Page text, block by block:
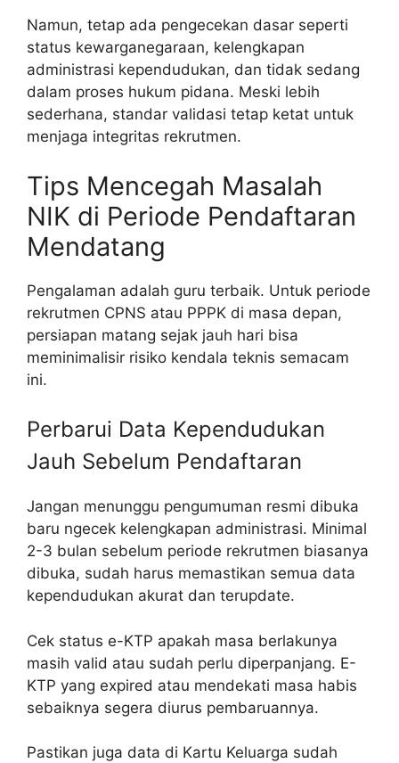
Namun, tetap ada pengecekan dasar seperti
status kewarganegaraan, kelengkapan
administrasi kependudukan, dan tidak sedang
dalam proses hukum pidana. Meski lebih
sederhana, standar validasi tetap ketat untuk
menjaga integritas rekrutmen.
Tips Mencegah Masalah
NIK di Periode Pendaftaran
Mendatang
Pengalaman adalah guru terbaik. Untuk periode
rekrutmen CPNS atau PPPK di masa depan,
persiapan matang sejak jauh hari bisa
meminimalisir risiko kendala teknis semacam
ini.
Perbarui Data Kependudukan
Jauh Sebelum Pendaftaran
Jangan menunggu pengumuman resmi dibuka
baru ngecek kelengkapan administrasi. Minimal
2-3 bulan sebelum periode rekrutmen biasanya
dibuka, sudah harus memastikan semua data
kependudukan akurat dan terupdate.
Cek status e-KTP apakah masa berlakunya
masih valid atau sudah perlu diperpanjang. E-
KTP yang expired atau mendekati masa habis
sebaiknya segera diurus pembaruannya.
Pastikan juga data di Kartu Keluarga sudah